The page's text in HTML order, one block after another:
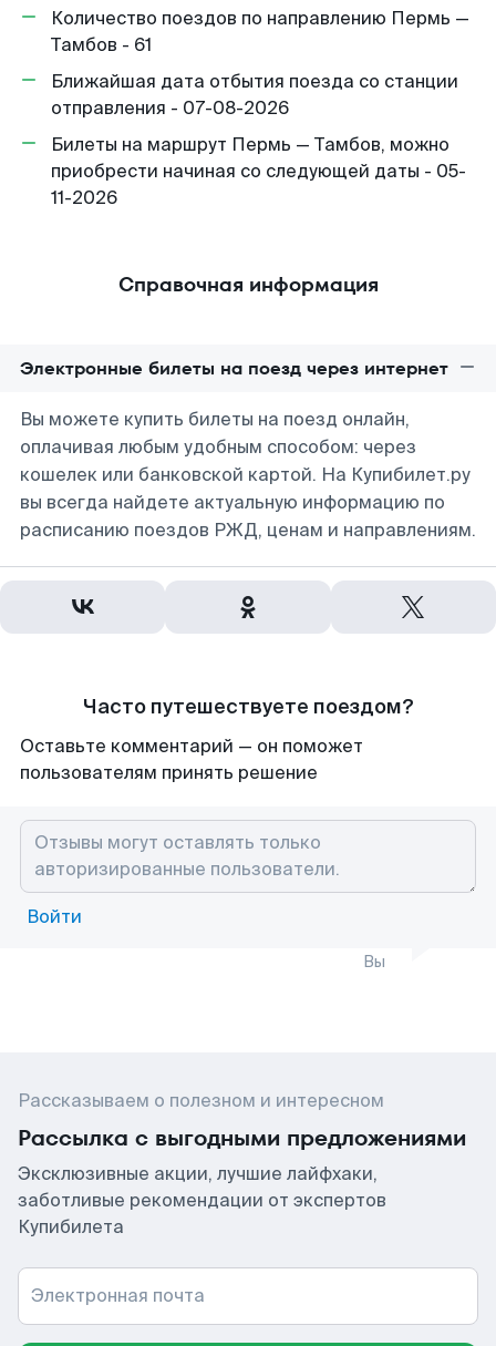
Количество поездов по направлению Пермь —
Тамбов - 61
Ближайшая дата отбытия поезда со станции
отправления - 07-08-2026
Билеты на маршрут Пермь — Тамбов, можно
приобрести начиная со следующей даты - 05-
11-2026
Справочная информация
Электронные билеты на поезд через интернет
Вы можете купить билеты на поезд онлайн,
оплачивая любым удобным способом: через
кошелек или банковской картой. На Купибилет.ру
вы всегда найдете актуальную информацию по
расписанию поездов РЖД, ценам и направлениям.
Часто путешествуете поездом?
Оставьте комментарий — он поможет
пользователям принять решение
Войти
Вы
Рассказываем о полезном и интересном
Рассылка с выгодными предложениями
Эксклюзивные акции, лучшие лайфхаки,
заботливые рекомендации от экспертов
Купибилета
Электронная почта